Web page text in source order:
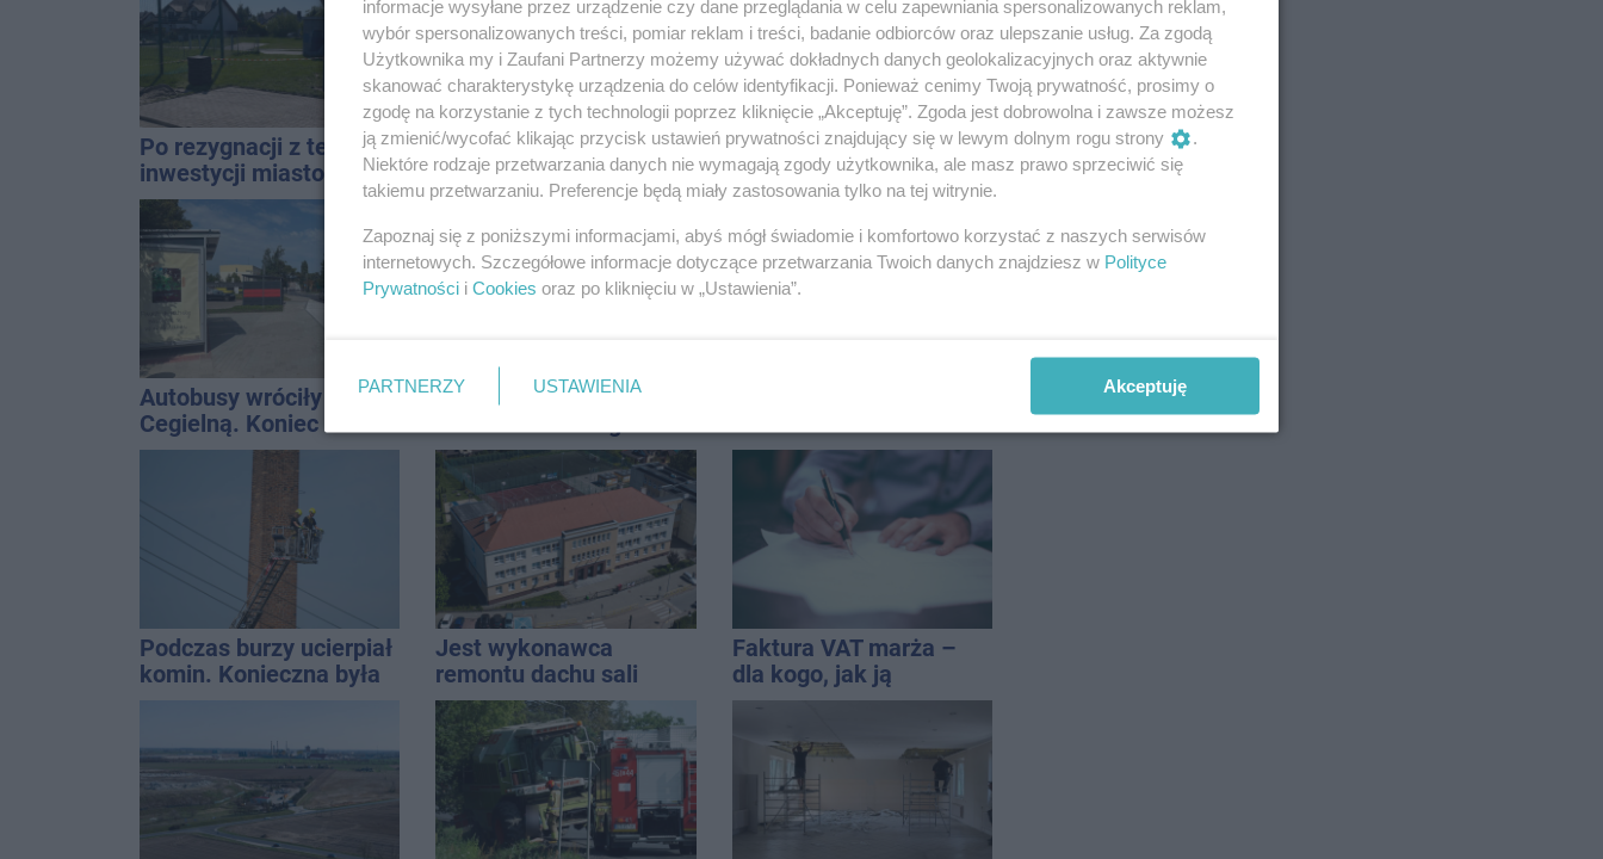
Po rezygnacji z tej
inwestycji miasto wraca
do tematu
Zmiany dla pasażerów
na trasie Rojewo-
Inowrocław
Tour de Pologne. Tak 21
lat temu kolarze
startowali z
Inowrocławia
Autobusy wróciły na
Cegielną. Koniec
remontu zatok
Polifonika z
Harendzie. Muzyczny
hołd dla Jana
Kasprowicza
wpadło w ręce policji.
Rekordzista miał 2,6
promila
Podczas burzy ucierpiał
komin. Konieczna była
Jest wykonawca
remontu dachu sali
gimastycznej
Faktura VAT marża –
dla kogo, jak ją
wystawić i jak rozliczyć
informacje wysyłane przez urządzenie czy dane przeglądania w celu zapewniania spersonalizowanych reklam,
wybór spersonalizowanych treści, pomiar reklam i treści, badanie odbiorców oraz ulepszanie usług. Za zgodą
Użytkownika my i Zaufani Partnerzy możemy używać dokładnych danych geolokalizacyjnych oraz aktywnie
skanować charakterystykę urządzenia do celów identyfikacji. Ponieważ cenimy Twoją prywatność, prosimy o
zgodę na korzystanie z tych technologii poprzez kliknięcie „Akceptuję”. Zgoda jest dobrowolna i zawsze możesz
ją zmienić/wycofać klikając przycisk ustawień prywatności znajdujący się w lewym dolnym rogu strony
.
Niektóre rodzaje przetwarzania danych nie wymagają zgody użytkownika, ale masz prawo sprzeciwić się
takiemu przetwarzaniu. Preferencje będą miały zastosowania tylko na tej witrynie.
Zapoznaj się z poniższymi informacjami, abyś mógł świadomie i komfortowo korzystać z naszych serwisów
internetowych. Szczegółowe informacje dotyczące przetwarzania Twoich danych znajdziesz w Polityce
Prywatności i Cookies oraz po kliknięciu w „Ustawienia”.
PARTNERZY USTAWIENIA Akceptuję